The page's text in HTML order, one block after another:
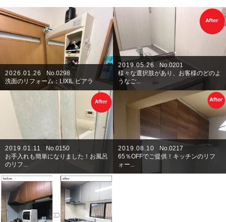
2026.01.26
No.0298
洗面のリフォーム：LIXIL ピアラ
2019.05.26
No.0201
様々な選択肢があり、お客様のどのよ
うなご...
2019.01.11
No.0150
お手入れも簡単になりました！お風呂
のリフ...
2019.08.10
No.0217
65％OFFでご提供！キッチンのリフ
ォー...